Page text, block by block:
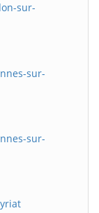
sur-
sur-
sur-